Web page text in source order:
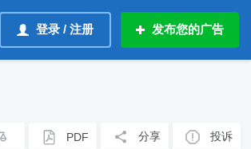
登录 / 注册 发布您的广告
PDF 分享 投诉